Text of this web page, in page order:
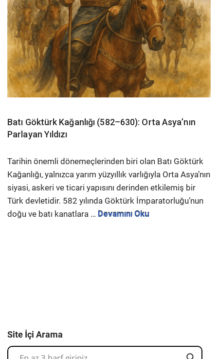
Batı Göktürk Kağanlığı (582–630): Orta Asya’nın
Parlayan Yıldızı
Tarihin önemli dönemeçlerinden biri olan Batı Göktürk
Kağanlığı, yalnızca yarım yüzyıllık varlığıyla Orta Asya’nın
siyasi, askeri ve ticari yapısını derinden etkilemiş bir
Türk devletidir. 582 yılında Göktürk İmparatorluğu’nun
doğu ve batı kanatlara … Devamını Oku
Site İçi Arama